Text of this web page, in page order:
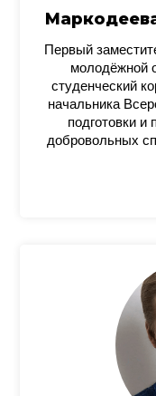
Первый
молодёжной
студенческий
начальника
подготовки и
добровольных